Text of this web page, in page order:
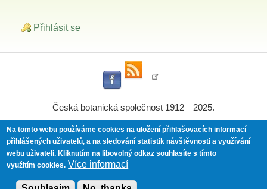
Přihlásit se
Česká botanická společnost 1912—2025.
Powered byDrupal
Na tomto webu používáme cookies na uložení přihlašovacích informací
přihlášených uživatelů, a na sledování statistik návštěvnosti a využívání
webu uživateli. Kliknutím na libovolný odkaz souhlasíte s tímto
využitím cookies. Více informací